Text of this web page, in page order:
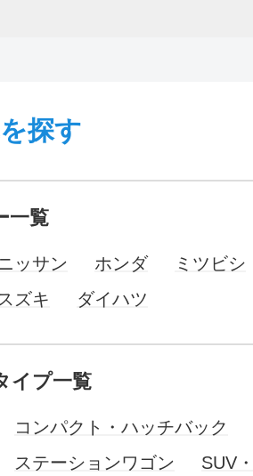
探す
一覧
ッサン ホンダ
ミツビシ
スズキ ダイハツ
イプ一覧
コンパクト・ハッチバック
ステーションワゴン
SUV